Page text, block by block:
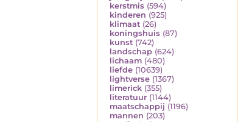
kerstmis (594)
kinderen (925)
klimaat (26)
koningshuis (87)
kunst (742)
landschap (624)
lichaam (480)
liefde (10639)
lightverse (1367)
limerick (355)
literatuur (1144)
maatschappij (1196)
mannen (203)